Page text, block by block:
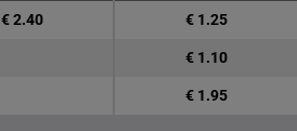
€ 2.40 € 1.25
€ 1.10
€ 1.95